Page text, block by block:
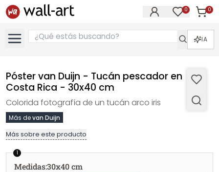
0 0
IA
Póster van Duijn - Tucán pescador en
Costa Rica - 30x40 cm
Colorida fotografía de un tucán arco iris
Más devan Duijn
Más sobre este producto
1
Medidas:30x40 cm